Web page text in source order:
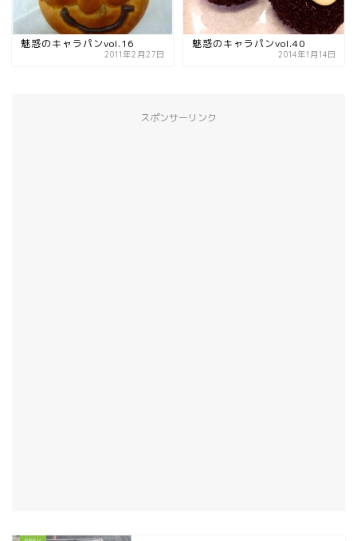
魅惑のキャラパンvol.16
2011年2月27日
魅惑のキャラパンvol.40
2014年1月14日
スポンサーリンク